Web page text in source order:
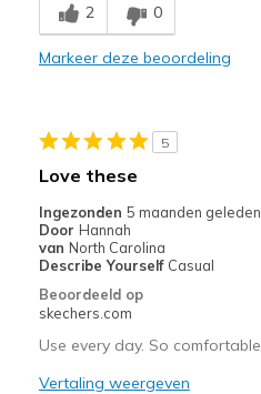
Comfortable
Travel
Width
Sizing
2 0
Markeer deze beoordeling
5
Love these
Ingezonden 5 maanden geleden
Door Hannah
van North Carolina
Describe Yourself Casual
Beoordeeld op
skechers.com
Use every day. So comfortable
Vertaling weergeven